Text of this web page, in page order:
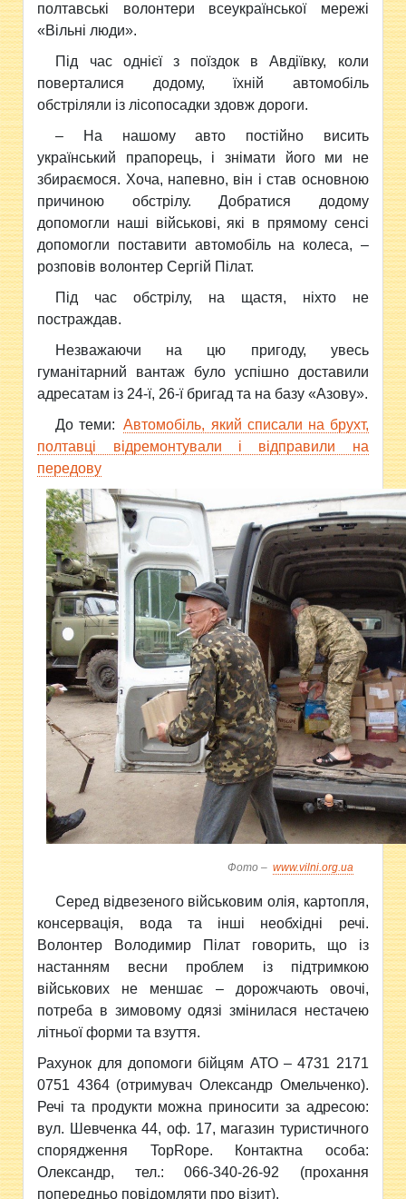
полтавські волонтери всеукраїнської мережі
«Вільні люди».
Під час однієї з поїздок в Авдіївку, коли
поверталися додому, їхній автомобіль
обстріляли із лісопосадки здовж дороги.
– На нашому авто постійно висить
український прапорець, і знімати його ми не
збираємося. Хоча, напевно, він і став основною
причиною обстрілу. Добратися додому
допомогли наші військові, які в прямому сенсі
допомогли поставити автомобіль на колеса, –
розповів волонтер Сергій Пілат.
Під час обстрілу, на щастя, ніхто не
постраждав.
Незважаючи на цю пригоду, увесь
гуманітарний вантаж було успішно доставили
адресатам із 24-ї, 26-ї бригад та на базу «Азову».
До теми:
Автомобіль, який списали на брухт,
полтавці відремонтували і відправили на
передову
Фото – www.vilni.org.ua
Серед відвезеного військовим олія, картопля,
консервація, вода та інші необхідні речі.
Волонтер Володимир Пілат говорить, що із
настанням весни проблем із підтримкою
військових не меншає – дорожчають овочі,
потреба в зимовому одязі змінилася нестачею
літньої форми та взуття.
Рахунок для допомоги бійцям АТО – 4731 2171
0751 4364 (отримувач Олександр Омельченко).
Речі та продукти можна приносити за адресою:
вул. Шевченка 44, оф. 17, магазин туристичного
спорядження TopRope. Контактна особа:
Олександр, тел.: 066-340-26-92 (прохання
попередньо повідомляти про візит).